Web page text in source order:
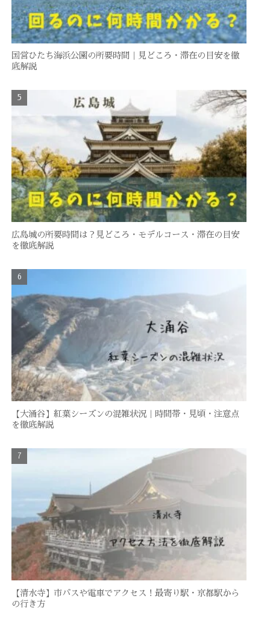
国営ひたち海浜公園の所要時間｜見どころ・滞在の目安を徹
底解説
広島城の所要時間は？見どころ・モデルコース・滞在の目安
を徹底解説
【大涌谷】紅葉シーズンの混雑状況｜時間帯・見頃・注意点
を徹底解説
【清水寺】市バスや電車でアクセス！最寄り駅・京都駅から
の行き方